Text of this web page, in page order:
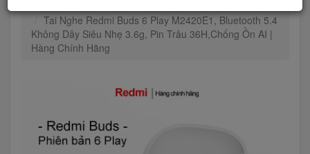
Tai Nghe Redmi Buds 6 Play M2420E1, Bluetooth 5.4
Không Dây Siêu Nhẹ 3.6g, Pin Trâu 36H,Chống Ồn AI |
Hàng Chính Hãng